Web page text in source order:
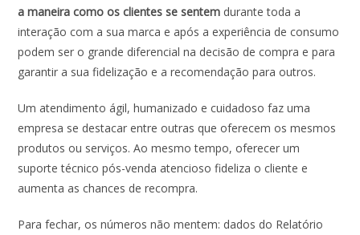
a maneira como os clientes se sentem durante toda a
interação com a sua marca e após a experiência de consumo
podem ser o grande diferencial na decisão de compra e para
garantir a sua fidelização e a recomendação para outros.
Um atendimento ágil, humanizado e cuidadoso faz uma
empresa se destacar entre outras que oferecem os mesmos
produtos ou serviços. Ao mesmo tempo, oferecer um
suporte técnico pós-venda atencioso fideliza o cliente e
aumenta as chances de recompra.
Para fechar, os números não mentem: dados do Relatório